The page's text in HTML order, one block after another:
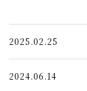
2025.02.25
2024.06.14